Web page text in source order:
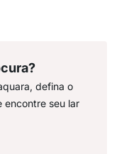
defina o
encontre seu lar